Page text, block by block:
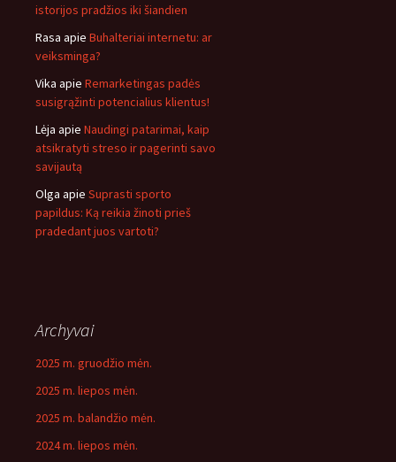
istorijos pradžios iki šiandien
Rasa apie Buhalteriai internetu: ar
veiksminga?
Vika apie Remarketingas padės
susigrąžinti potencialius klientus!
Lėja apie Naudingi patarimai, kaip
atsikratyti streso ir pagerinti savo
savijautą
Olga apie Suprasti sporto
papildus: Ką reikia žinoti prieš
pradedant juos vartoti?
Archyvai
2025 m. gruodžio mėn.
2025 m. liepos mėn.
2025 m. balandžio mėn.
2024 m. liepos mėn.